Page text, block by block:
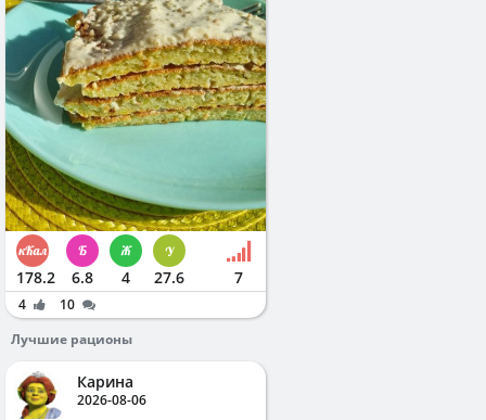
178.2 6.8 4 27.6 7
4
10
Лучшие рационы
Карина
2026-08-06